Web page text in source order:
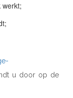
werkt;
u door op de